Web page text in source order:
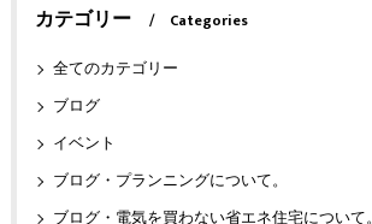
カテゴリー
Categories
全てのカテゴリー
ブログ
イベント
ブログ・プランニングについて。